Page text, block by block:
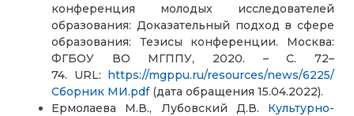
конференция молодых исследователей
образования: Доказательный подход в сфере
образования: Тезисы конференции. Москва:
ФГБОУ ВО МГППУ, 2020. – С. 72–
74.
URL: https://mgppu.ru/resources/news/6225/
Сборник МИ.pdf(дата обращения 15.04.2022).
Ермолаева М.В., Лубовский Д.В. Культурно-